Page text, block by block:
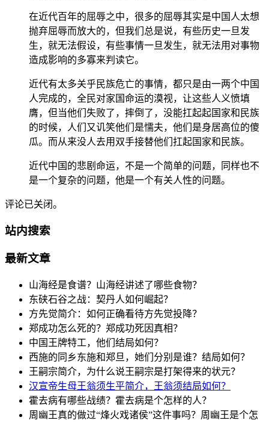
在近代百年的屈辱之中，很多的屈辱其实是中国人太想
抛弃屈辱而放大的，但我们总是说，有些历史一旦发
生，就无法假设，有些事情一旦发生，就无法用对事物
造成影响的多寡来判读它。
近代有太多关乎民族危亡的事情，都只是由一两个中国
人完成的，全民对家国命运的漠视，让这些人义愤填
膺，但当他们失败了，摔倒了，没能扛起起国家和民族
的时候，人们又讥笑他们是懦夫，他们是身居高位的傻
瓜。而从来没人去用双手接替他们扛起国家和民族。
近代中国的悲剧命运，不是一个简单的问题，同样也不
是一个复杂的问题，他是一个有关人性的问题。
评论已关闭。
站内搜索
最新文章
山海经是食谱？山海经讲述了哪些食物？
东硖石谷之战：契丹人如何崛起？
方先觉简介：如何正确看待方先觉投降？
郑成功怎么死的？郑成功死因真相？
中国王牌特工，他们结局如何？
西施的同乡东施和郑旦，她们分别是谁？结局如何？
王嗣宗简介，为什么说王嗣宗是打架得来的状元？
汉宣帝生母王翁须生平简介，王翁须结局如何？
霍去病有哪些战绩？霍去病是个怎样的人？
周幽王真的做过“烽火戏诸侯”这件事吗？周幽王是个怎